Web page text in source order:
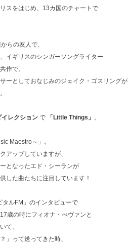
スをはじめ、13カ国のチャートで
らの友人で、
イギリスのシンガーソングライター
作で、
ーとしておなじみのジェイク・ゴスリングが
イレクション で 「Little Things」 。
Maestro～」。
アップしていますが、
となったエド・シーランが
した曲たちに注目しています！
タルFM」のインタビューで
歳の時にフィオナ・べヴァンと
て、
」って送ってきた時、